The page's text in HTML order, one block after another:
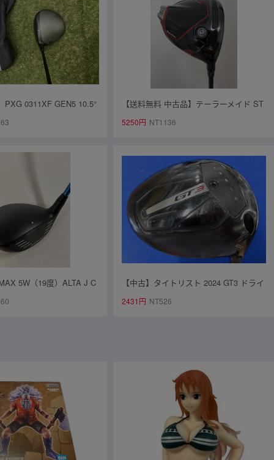
PXG 0311XF GEN5 10.5°
1W クレイジー CRAZY
【送料無料 中古品】テーラーメイド ST
EALTH2 ドライバー 10.5度 S
5250円 NT1136
5W（19度）ALTA J C
クス（S）
【中古】タイトリスト 2024 GT3 ドライ
バー（10.0°）【S】Graphite Design TO
2431円 NT526